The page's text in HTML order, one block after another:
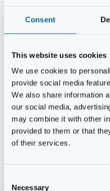
Consent
This website uses cookies
We use cookies to
provide social media
We also share information
our social media,
may combine it with other
provided to them or that
of their services.
Necessary
Kjeld Hansen
Niels Thomas Rosenberg
Svend Andersen
Bent Wigh
Jens-Kjeld Jensen
Jon Fjeldså
William Carøe Aarestrup
Erik Mølgaard
Klaus Malling Olsen
Brian Zobbe
Peter Lange
Kurt Due Johansen
Niels Peter Andreasen
Jesper Tofft